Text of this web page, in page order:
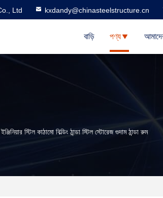
Ltd kxdandy@chinasteelstructure.cn
বাড়ি পণ্য
স্টিল কাঠামো বিল্ডিং ঠান্ডা স্টিল স্টোরেজ গুদাম ঠান্ডা রুম